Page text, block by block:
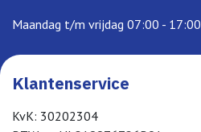
Maandag t/m vrijdag 07:00 - 17:00
Klantenservice
KvK: 30202304